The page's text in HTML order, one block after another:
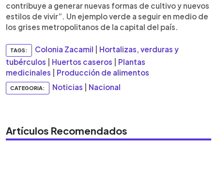
contribuye a generar nuevas formas de cultivo y nuevos
estilos de vivir”. Un ejemplo verde a seguir en medio de
los grises metropolitanos de la capital del país.
TAGS: Colonia Zacamil
Hortalizas, verduras y
tubérculos
Huertos caseros
Plantas
medicinales
Producción de alimentos
CATEGORIA: Noticias Nacional
Artículos Recomendados